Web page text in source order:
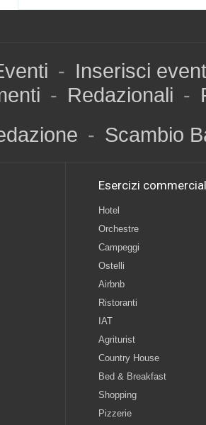
- Inserisci
- Redazionali -
- Scambio
Esercizi
Hotel
Orchestre
Campeggi
Ostelli
Airbnb
Ristoranti
IAT
Agriturist
Country House
Bed & Breakfast
Shopping
Pizzerie